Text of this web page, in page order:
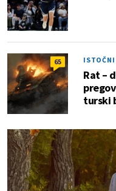
65 ISTOČNI
Rat –
turski